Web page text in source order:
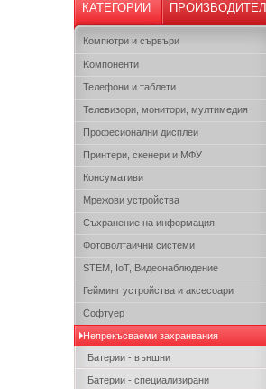
КАТЕГОРИИ ПРОИЗВОДИТЕЛ
Компютри и сървъри
Kомпоненти
Телефони и таблети
Телевизори, монитори, мултимедия
Професионални дисплеи
Принтери, скенери и МФУ
Консумативи
Мрежови устройства
Съхранение на информация
Фотоволтаични системи
STEM, IoT, Видеонаблюдение
Гейминг устройства и аксесоари
Софтуер
Непрекъсваеми захранвания
Батерии - външни
Батерии - специализирани